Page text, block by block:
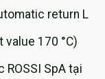
return L
170 °C)
ROSSI SpA tại